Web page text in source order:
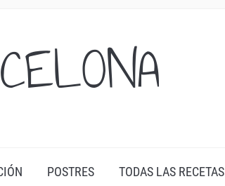
POSTRES TODAS LAS RECETAS